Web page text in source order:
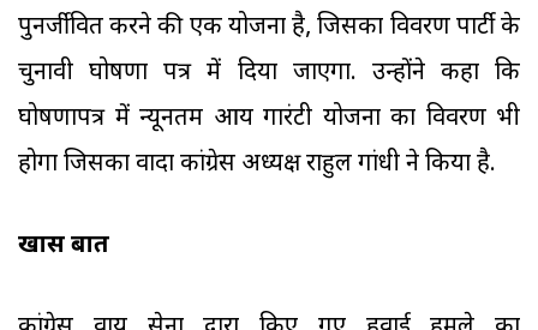
पुनर्जीवित करने की एक योजना है, जिसका विवरण पार्टी के
चुनावी घोषणा पत्र में दिया जाएगा. उन्होंने कहा कि
घोषणापत्र में न्यूनतम आय गारंटी योजना का विवरण भी
होगा जिसका वादा कांग्रेस अध्यक्ष राहुल गांधी ने किया है.
खास बातें